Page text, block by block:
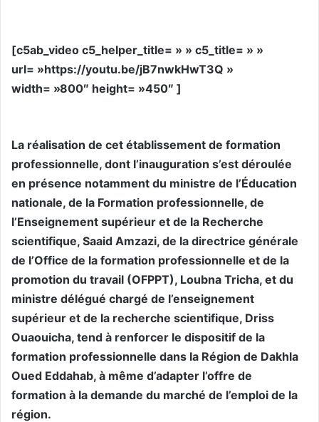
[c5ab_video c5_helper_title= » » c5_title= » »
url= »https://youtu.be/jB7nwkHwT3Q »
width= »800″ height= »450″ ]
La réalisation de cet établissement de formation
professionnelle, dont l’inauguration s’est déroulée
en présence notamment du ministre de l’Éducation
nationale, de la Formation professionnelle, de
l’Enseignement supérieur et de la Recherche
scientifique, Saaid Amzazi, de la directrice générale
de l’Office de la formation professionnelle et de la
promotion du travail (OFPPT), Loubna Tricha, et du
ministre délégué chargé de l’enseignement
supérieur et de la recherche scientifique, Driss
Ouaouicha, tend à renforcer le dispositif de la
formation professionnelle dans la Région de Dakhla
Oued Eddahab, à même d’adapter l’offre de
formation à la demande du marché de l’emploi de la
région.